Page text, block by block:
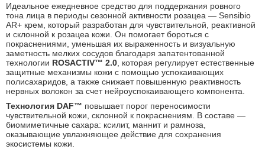
Идеальное ежедневное средство для поддержания ровного
тона лица в периоды сезонной активности розацеа — Sensibio
AR+ крем, который разработан для чувствительной, реактивной
и склонной к розацеа кожи. Он помогает бороться с
покраснениями, уменьшая их выраженность и визуальную
заметность мелких сосудов благодаря запатентованной
технологии ROSACTIV™ 2.0 , которая регулирует естественные
защитные механизмы кожи с помощью успокаивающих
полисахаридов, а также снижает повышенную реактивность
нервных волокон за счет нейроуспокаивающего компонента.
Технология DAF™ повышает порог переносимости
чувствительной кожи, склонной к покраснениям. В составе —
биомиметичные сахара: ксилит, мaннит и рамноза,
оказывающие увлажняющее действие для сохранения
экосистемы кожи.